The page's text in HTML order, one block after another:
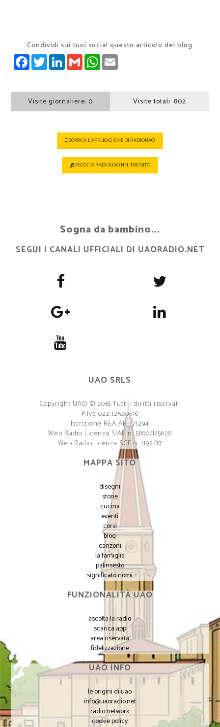
Condividi sui tuoi social questo articolo del blog
FACEBOOK
TWITTERLINKEDIN
GMAILWHATSAPP
Visite giornaliere: 0 Visite totali: 802
SCARICA L'APPLICAZIONE DI RADIOUAO
ASCOLTA RADIOUAO NEL TUO SITO
Sogna da bambino...
SEGUI I CANALI UFFICIALI DI UAORADIO.NET
UAO SRLS
Copyright UAO © 2016 Tutti i diritti riservati
P.Iva 02232520516
Iscrizione REA AR-171294
Web Radio Licenza SIAE n. 5890/I/5628
Web Radio licenza SCF n. 1192/17
MAPPA SITO
disegni
storie
cucina
eventi
corsi
blog
canzoni
la famiglia
palinsesto
significato nomi
FUNZIONALITÀ UAO
ascolta la radio
scarica app
area riservata
fidelizzazione
UAO INFO
le origini di uao
info@uaoradio.net
radio network
cookie policy